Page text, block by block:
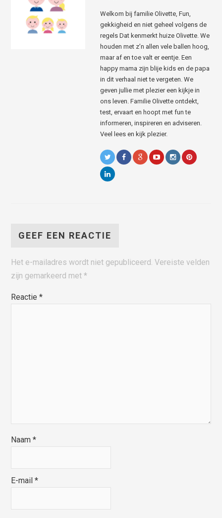
Welkom bij familie Olivette, Fun,
gekkigheid en niet geheel volgens de
regels Dat kenmerkt huize Olivette. We
houden met z’n allen vele ballen hoog,
maar af en toe valt er eentje. Een
happy mama zijn blije kids en de papa
in dit verhaal niet te vergeten. We
geven jullie met plezier een kijkje in
ons leven. Familie Olivette ontdekt,
test, ervaart en hoopt met fun te
informeren, inspireren en adviseren.
Veel lees en kijk plezier.
GEEF EEN REACTIE
Het e-mailadres wordt niet gepubliceerd. Vereiste velden
zijn gemarkeerd met*
Reactie*
Naam*
E-mail*